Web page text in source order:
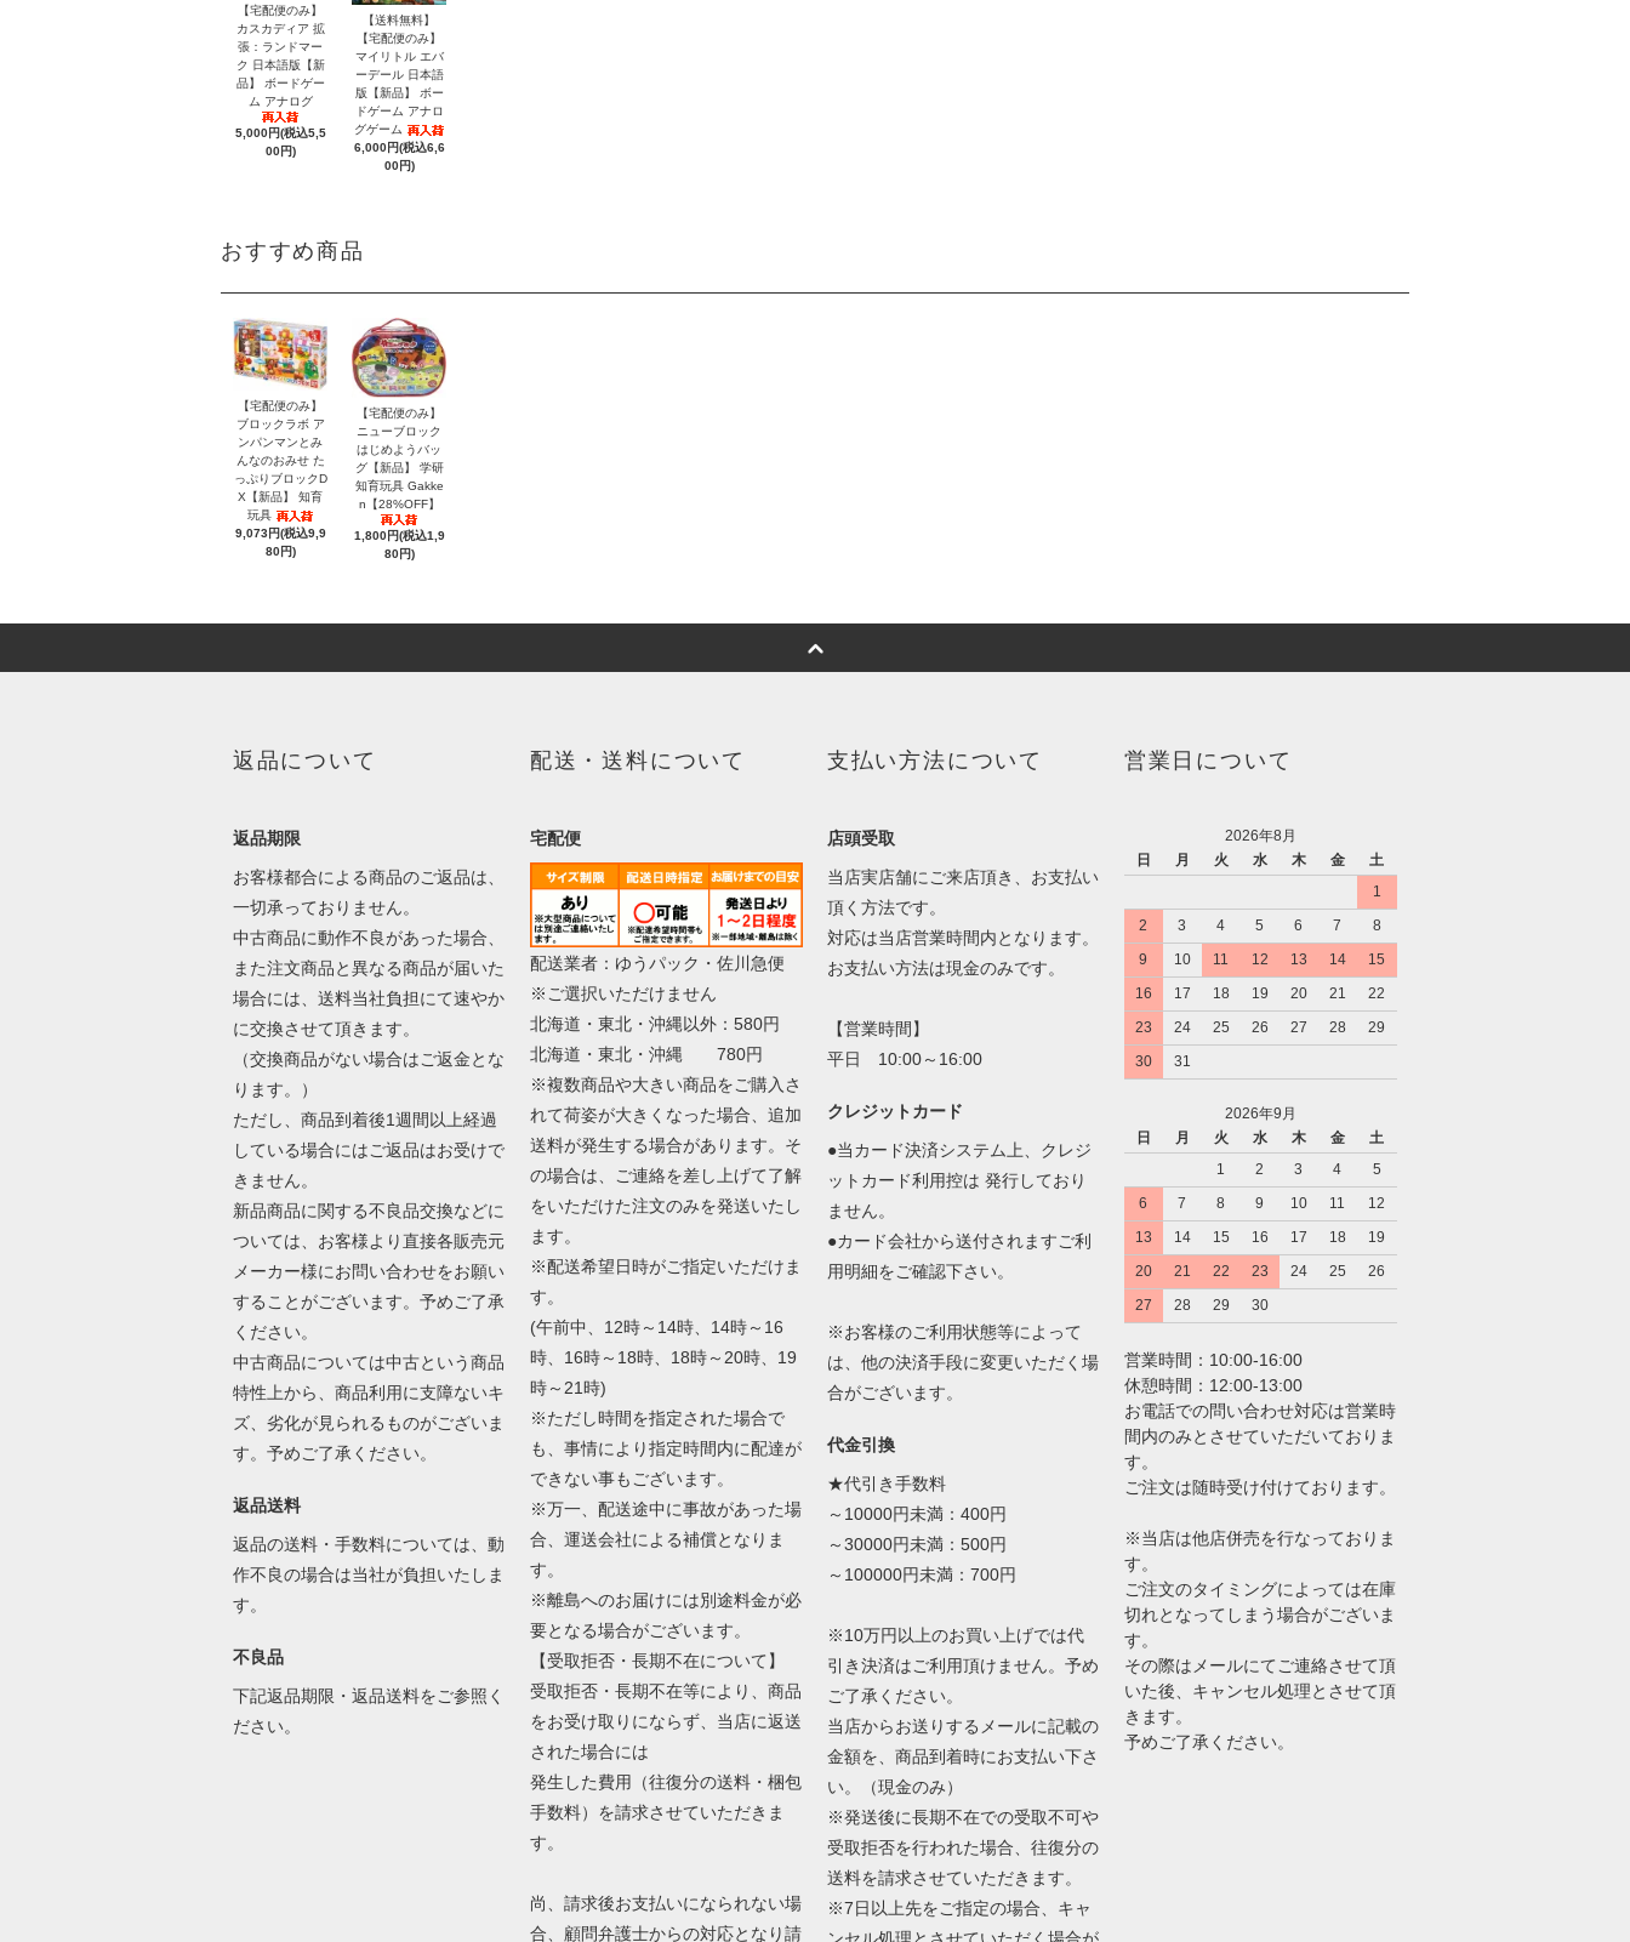
【宅配便のみ】
カスカディア 拡
張：ランドマー
ク 日本語版【新
品】 ボードゲー
ム アナログ
5,000円(税込5,5
00円)
【送料無料】
【宅配便のみ】
マイリトル エバ
ーデール 日本語
版【新品】 ボー
ドゲーム アナロ
グゲーム
6,000円(税込6,6
00円)
おすすめ商品
【宅配便のみ】
ブロックラボ ア
ンパンマンとみ
んなのおみせ た
っぷりブロックD
X【新品】 知育
玩具
9,073円(税込9,9
80円)
【宅配便のみ】
ニューブロック
はじめようバッ
グ【新品】 学研
知育玩具 Gakke
n【28%OFF】
1,800円(税込1,9
80円)
返品について
返品期限
お客様都合による商品のご返品は、
一切承っておりません。
中古商品に動作不良があった場合、
また注文商品と異なる商品が届いた
場合には、送料当社負担にて速やか
に交換させて頂きます。
（交換商品がない場合はご返金とな
ります。）
ただし、商品到着後1週間以上経過
している場合にはご返品はお受けで
きません。
新品商品に関する不良品交換などに
ついては、お客様より直接各販売元
メーカー様にお問い合わせをお願い
することがございます。予めご了承
ください。
中古商品については中古という商品
特性上から、商品利用に支障ないキ
ズ、劣化が見られるものがございま
す。予めご了承ください。
返品送料
返品の送料・手数料については、動
作不良の場合は当社が負担いたしま
す。
不良品
下記返品期限・返品送料をご参照く
ださい。
配送・送料について
宅配便
配送業者：ゆうパック・佐川急便
※ご選択いただけません
北海道・東北・沖縄以外：580円
北海道・東北・沖縄 780円
※複数商品や大きい商品をご購入さ
れて荷姿が大きくなった場合、追加
送料が発生する場合があります。そ
の場合は、ご連絡を差し上げて了解
をいただけた注文のみを発送いたし
ます。
※配送希望日時がご指定いただけま
す。
(午前中、12時～14時、14時～16
時、16時～18時、18時～20時、19
時～21時)
※ただし時間を指定された場合で
も、事情により指定時間内に配達が
できない事もございます。
※万一、配送途中に事故があった場
合、運送会社による補償となりま
す。
※離島へのお届けには別途料金が必
要となる場合がございます。
【受取拒否・長期不在について】
受取拒否・長期不在等により、商品
をお受け取りにならず、当店に返送
された場合には
発生した費用（往復分の送料・梱包
手数料）を請求させていただきま
す。
尚、請求後お支払いになられない場
合、顧問弁護士からの対応となり請
支払い方法について
店頭受取
当店実店舗にご来店頂き、お支払い
頂く方法です。
対応は当店営業時間内となります。
お支払い方法は現金のみです。
【営業時間】
平日 10:00～16:00
クレジットカード
●当カード決済システム上、クレジ
ットカード利用控は 発行しており
ません。
●カード会社から送付されますご利
用明細をご確認下さい。
※お客様のご利用状態等によって
は、他の決済手段に変更いただく場
合がございます。
代金引換
★代引き手数料
～10000円未満：400円
～30000円未満：500円
～100000円未満：700円
※10万円以上のお買い上げでは代
引き決済はご利用頂けません。予め
ご了承ください。
当店からお送りするメールに記載の
金額を、商品到着時にお支払い下さ
い。（現金のみ）
※発送後に長期不在での受取不可や
受取拒否を行われた場合、往復分の
送料を請求させていただきます。
※7日以上先をご指定の場合、キャ
営業日について
2026年8月
日
月 火 水 木 金
土
1
2
3 4 5 6 7
8
9
10 11 12 13 14
15
16
17 18 19 20 21
22
23
24 25 26 27 28
29
30
31
2026年9月
日
月 火 水 木 金
土
1
2 3 4
5
6
7 8 9 10 11
12
13
14 15 16 17 18
19
20
21 22 23 24 25
26
27
28 29 30
営業時間：10:00-16:00
休憩時間：12:00-13:00
お電話での問い合わせ対応は営業時
間内のみとさせていただいておりま
す。
ご注文は随時受け付けております。
※当店は他店併売を行なっておりま
す。
ご注文のタイミングによっては在庫
切れとなってしまう場合がございま
す。
その際はメールにてご連絡させて頂
いた後、キャンセル処理とさせて頂
きます。
予めご了承ください。